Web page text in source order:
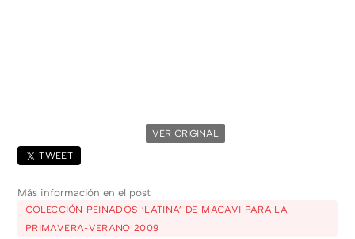
VER ORIGINAL
TWEET
Más información en el post
COLECCIÓN PEINADOS 'LATINA' DE MACAVI PARA LA
PRIMAVERA-VERANO 2009